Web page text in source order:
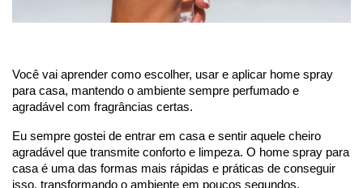
Você vai aprender como escolher, usar e aplicar home spray
para casa, mantendo o ambiente sempre perfumado e
agradável com fragrâncias certas.
Eu sempre gostei de entrar em casa e sentir aquele cheiro
agradável que transmite conforto e limpeza. O home spray para
casa é uma das formas mais rápidas e práticas de conseguir
isso, transformando o ambiente em poucos segundos.